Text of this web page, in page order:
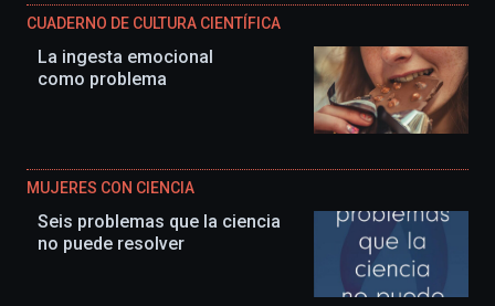
CUADERNO DE CULTURA CIENTÍFICA
La ingesta emocional
como problema
MUJERES CON CIENCIA
Seis problemas que la ciencia
no puede resolver